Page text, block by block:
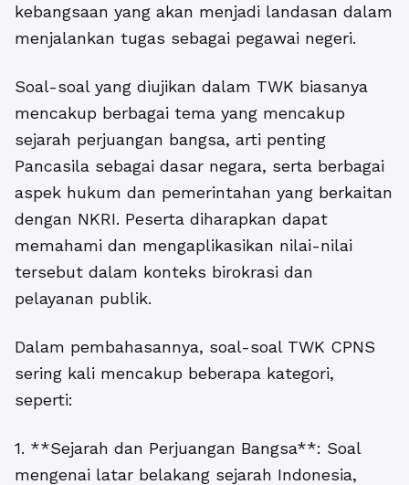
kebangsaan yang akan menjadi landasan dalam
menjalankan tugas sebagai pegawai negeri.
Soal-soal yang diujikan dalam TWK biasanya
mencakup berbagai tema yang mencakup
sejarah perjuangan bangsa, arti penting
Pancasila sebagai dasar negara, serta berbagai
aspek hukum dan pemerintahan yang berkaitan
dengan NKRI. Peserta diharapkan dapat
memahami dan mengaplikasikan nilai-nilai
tersebut dalam konteks birokrasi dan
pelayanan publik.
Dalam pembahasannya, soal-soal TWK CPNS
sering kali mencakup beberapa kategori,
seperti:
1. **Sejarah dan Perjuangan Bangsa**: Soal
mengenai latar belakang sejarah Indonesia,